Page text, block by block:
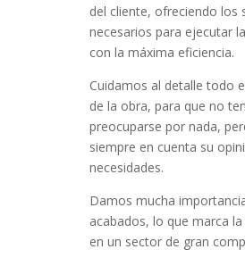
del cliente, ofreciendo los
necesarios para ejecutar
con la máxima eficiencia.
Cuidamos al detalle todo
de la obra, para que no
preocuparse por nada,
siempre en cuenta su
necesidades.
Damos mucha
acabados, lo que marca
en un sector de gran